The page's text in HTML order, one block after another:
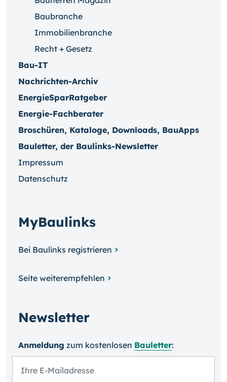
Baubranche
Immobilienbranche
Recht + Gesetz
Bau-IT
Nachrichten-Archiv
EnergieSparRatgeber
Energie-Fachberater
Broschüren, Kataloge, Downloads, BauApps
Bauletter, der Baulinks-Newsletter
Impressum
Datenschutz
MyBaulinks
Bei Baulinks registrieren
Seite weiterempfehlen
Newsletter
Anmeldung zum kosten­losen Bauletter: